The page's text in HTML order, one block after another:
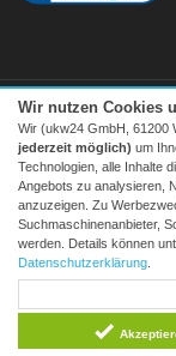
Alle Preise
* zum
Wir nutzen Cookies
Wir (ukw24 GmbH, 61200
jederzeit möglich) um
Technologien, alle Inhalte
Angebots zu analysieren,
anzuzeigen. Zu
Suchmaschinenanbieter,
werden. Details können
Datenschutzerklärung